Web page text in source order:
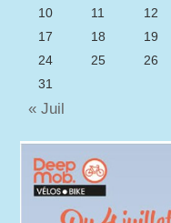
10
11 12
17
18 19
24
25 26
31
« Juil